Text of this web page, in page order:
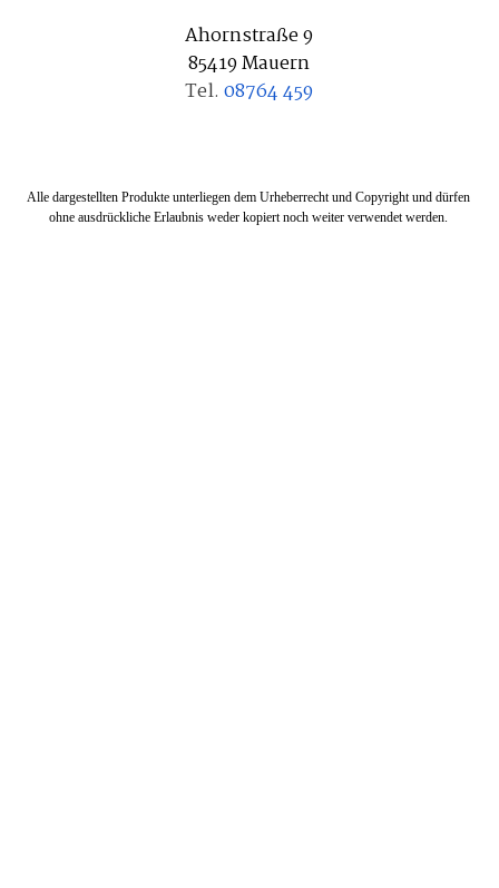
Ahornstraße 9
85419 Mauern
Tel. 08764 459
Alle dargestellten Produkte unterliegen dem Urheberrecht und Copyrightunddürfen
ohneausdrückliche Erlaubnisweder kopiert noch weiter verwendet werden.